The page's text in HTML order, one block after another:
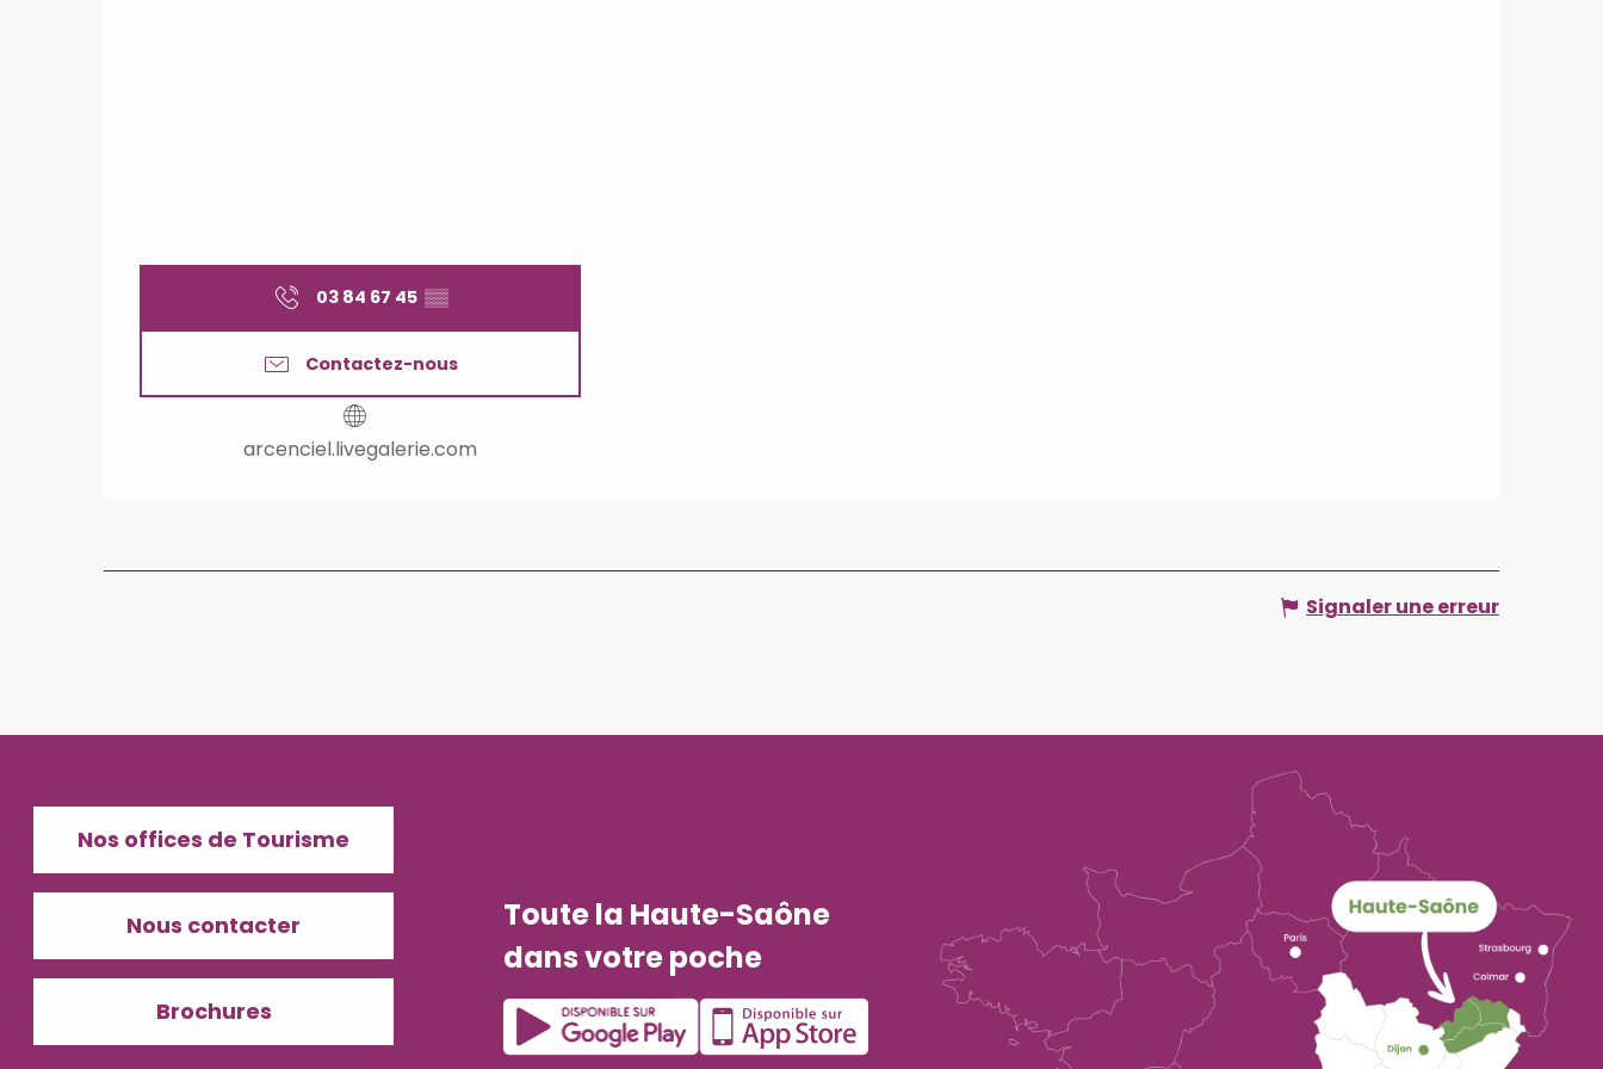
03 84 67 45 ▒▒
Contactez-nous
arcenciel.livegalerie.com
Signaler une erreur
Nos offices de Tourisme
Nous contacter
Brochures
Toute la Haute-Saône
dans votre poche